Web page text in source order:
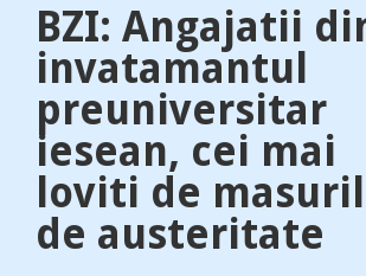
BZI: Angajatii
invatamantul
preuniversitar
iesean, cei mai
loviti de
de austeritate